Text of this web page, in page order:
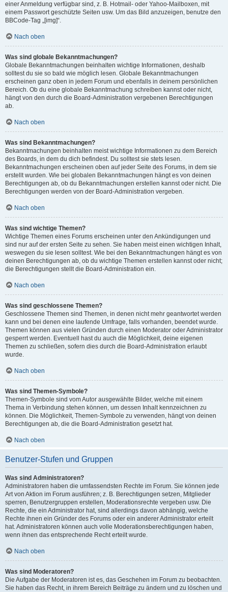
einer Anmeldung verfügbar sind, z. B. Hotmail- oder Yahoo-Mailboxen, mit
einem Passwort geschützte Seiten usw. Um das Bild anzuzeigen, benutze den
BBCode-Tag „[img]“.
Nach oben
Was sind globale Bekanntmachungen?
Globale Bekanntmachungen beinhalten wichtige Informationen, deshalb
solltest du sie so bald wie möglich lesen. Globale Bekanntmachungen
erscheinen ganz oben in jedem Forum und ebenfalls in deinem persönlichen
Bereich. Ob du eine globale Bekanntmachung schreiben kannst oder nicht,
hängt von den durch die Board-Administration vergebenen Berechtigungen
ab.
Nach oben
Was sind Bekanntmachungen?
Bekanntmachungen beinhalten meist wichtige Informationen zu dem Bereich
des Boards, in dem du dich befindest. Du solltest sie stets lesen.
Bekanntmachungen erscheinen oben auf jeder Seite des Forums, in dem sie
erstellt wurden. Wie bei globalen Bekanntmachungen hängt es von deinen
Berechtigungen ab, ob du Bekanntmachungen erstellen kannst oder nicht. Die
Berechtigungen werden von der Board-Administration vergeben.
Nach oben
Was sind wichtige Themen?
Wichtige Themen eines Forums erscheinen unter den Ankündigungen und
sind nur auf der ersten Seite zu sehen. Sie haben meist einen wichtigen Inhalt,
weswegen du sie lesen solltest. Wie bei den Bekanntmachungen hängt es von
deinen Berechtigungen ab, ob du wichtige Themen erstellen kannst oder nicht;
die Berechtigungen stellt die Board-Administration ein.
Nach oben
Was sind geschlossene Themen?
Geschlossene Themen sind Themen, in denen nicht mehr geantwortet werden
kann und bei denen eine laufende Umfrage, falls vorhanden, beendet wurde.
Themen können aus vielen Gründen durch einen Moderator oder Administrator
gesperrt werden. Eventuell hast du auch die Möglichkeit, deine eigenen
Themen zu schließen, sofern dies durch die Board-Administration erlaubt
wurde.
Nach oben
Was sind Themen-Symbole?
Themen-Symbole sind vom Autor ausgewählte Bilder, welche mit einem
Thema in Verbindung stehen können, um dessen Inhalt kennzeichnen zu
können. Die Möglichkeit, Themen-Symbole zu verwenden, hängt von deinen
Berechtigungen ab, die die Board-Administration gesetzt hat.
Nach oben
Benutzer-Stufen und Gruppen
Was sind Administratoren?
Administratoren haben die umfassendsten Rechte im Forum. Sie können jede
Art von Aktion im Forum ausführen; z. B. Berechtigungen setzen, Mitglieder
sperren, Benutzergruppen erstellen, Moderationsrechte vergeben usw. Die
Rechte, die ein Administrator hat, sind allerdings davon abhängig, welche
Rechte ihnen ein Gründer des Forums oder ein anderer Administrator erteilt
hat. Administratoren können auch volle Moderationsberechtigungen haben,
wenn ihnen das entsprechende Recht erteilt wurde.
Nach oben
Was sind Moderatoren?
Die Aufgabe der Moderatoren ist es, das Geschehen im Forum zu beobachten.
Sie haben das Recht, in ihrem Bereich Beiträge zu ändern und zu löschen und